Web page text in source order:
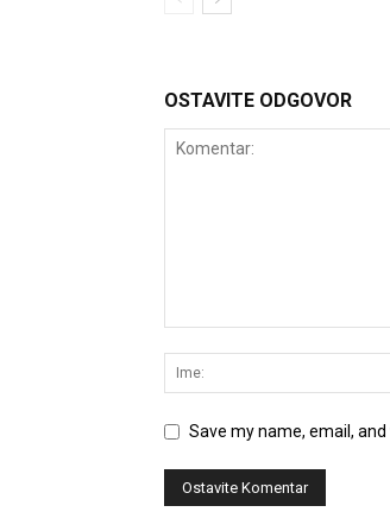
OSTAVITE ODGOVOR
Save my name, email,